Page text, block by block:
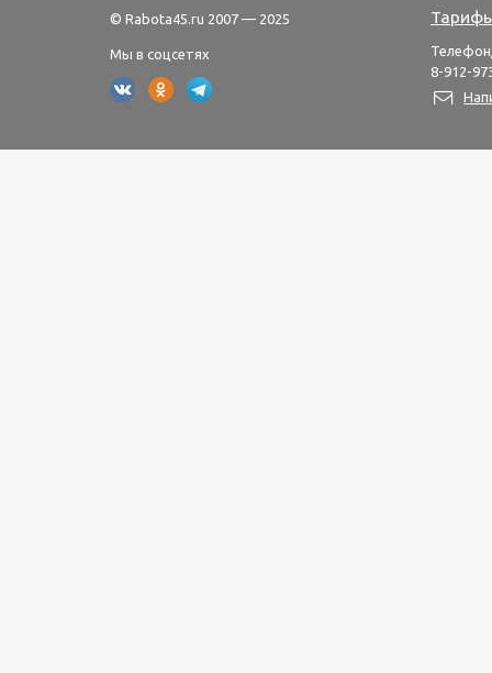
© Rabota45.ru 2007 — 2025
Мы в соцсетях
8-912-